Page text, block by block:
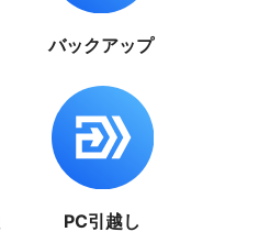
バックアップ
PC引越し